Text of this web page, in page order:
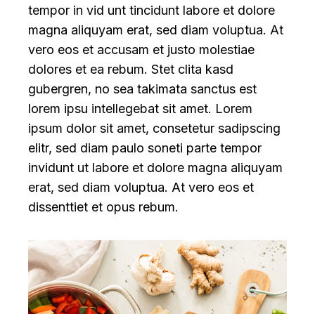
tempor in vid unt tincidunt labore et dolore
magna aliquyam erat, sed diam voluptua. At
vero eos et accusam et justo molestiae
dolores et ea rebum. Stet clita kasd
gubergren, no sea takimata sanctus est
lorem ipsu intellegebat sit amet. Lorem
ipsum dolor sit amet, consetetur sadipscing
elitr, sed diam paulo soneti parte tempor
invidunt ut labore et dolore magna aliquyam
erat, sed diam voluptua. At vero eos et
dissenttiet et opus rebum.